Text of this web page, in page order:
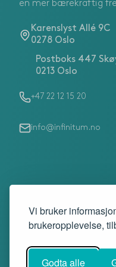
Vi bruker
brukeropplevelse,
Godta alle
en mer bærekraftig
Karenslyst Allé 9C
0278 Oslo
Postboks 447
0213 Oslo
+47 22 12 15 20
info@infinitum.no